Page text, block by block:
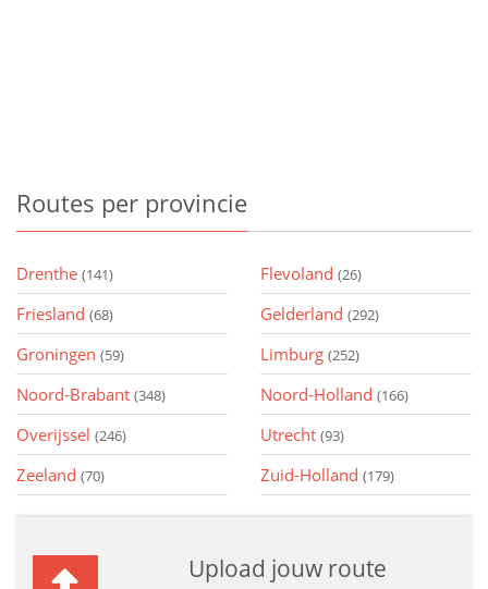
Routes per provincie
Drenthe (141) Flevoland (26)
Friesland (68) Gelderland (292)
Groningen (59) Limburg (252)
Noord-Brabant (348) Noord-Holland (166)
Overijssel (246) Utrecht (93)
Zeeland (70) Zuid-Holland (179)
Upload jouw route